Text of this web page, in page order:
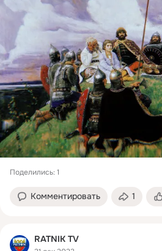
Поделились: 1
Комментировать 1
RATNIK TV